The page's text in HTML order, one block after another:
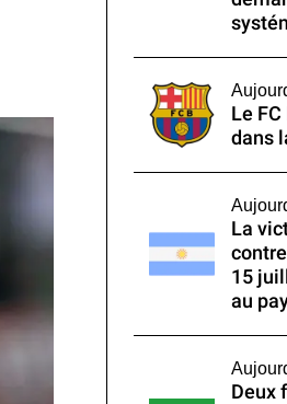
Le
dans
La
15
au
Deux